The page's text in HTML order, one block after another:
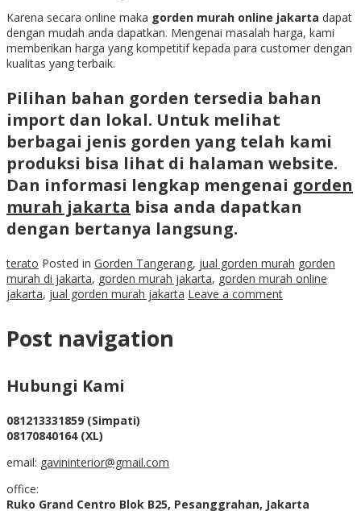
Karena secara online maka gorden murah online jakarta dapat
dengan mudah anda dapatkan. Mengenai masalah harga, kami
memberikan harga yang kompetitif kepada para customer dengan
kualitas yang terbaik.
Pilihan bahan gorden tersedia bahan
import dan lokal. Untuk melihat
berbagai jenis gorden yang telah kami
produksi bisa lihat di halaman website.
Dan informasi lengkap mengenai gorden
murah jakarta bisa anda dapatkan
dengan bertanya langsung.
terato Posted in Gorden Tangerang, jual gorden murah gorden
murah di jakarta, gorden murah jakarta, gorden murah online
jakarta, jual gorden murah jakarta Leave a comment
Post navigation
Hubungi Kami
081213331859 (Simpati)
08170840164 (XL)
email: gavininterior@gmail.com
office:
Ruko Grand Centro Blok B25, Pesanggrahan, Jakarta